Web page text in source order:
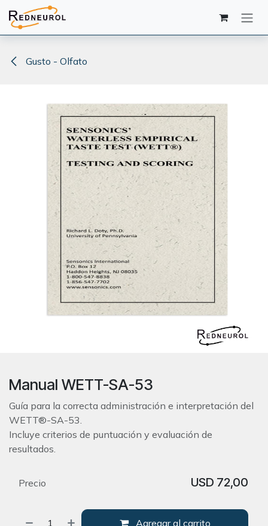
Ir al contenido
Gusto - Olfato
Manual WETT-SA-53
Guía para la correcta administración e interpretación del
WETT®-SA-53.
Incluye criterios de puntuación y evaluación de
resultados.
Agregar al carrito
Precio USD 72,00